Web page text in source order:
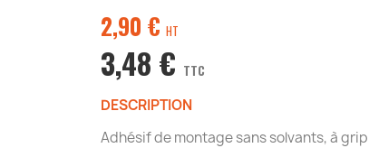
2,90 € HT
3,48 € TTC
DESCRIPTION
Adhésif de montage sans solvants, à